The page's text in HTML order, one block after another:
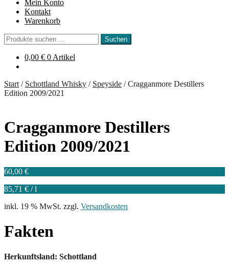
Mein Konto
Kontakt
Warenkorb
Suchen
nach:
Suchen
0,00 € 0 Artikel
Start / Schottland Whisky / Speyside /Cragganmore Destillers
Edition 2009/2021
Cragganmore Destillers
Edition 2009/2021
60,00 €
85,71 € /l
inkl. 19 % MwSt. zzgl. Versandkosten
Fakten
Herkunftsland: Schottland